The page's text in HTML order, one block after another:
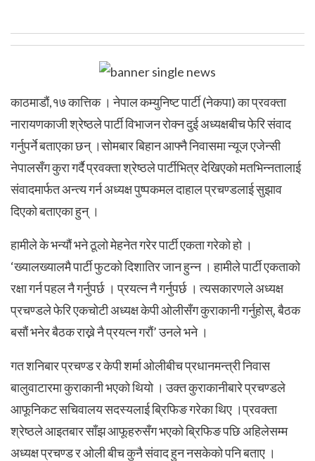
काठमाडौं,१७ कात्तिक । नेपाल कम्युनिष्ट पार्टी (नेकपा) का प्रवक्ता
नारायणकाजी श्रेष्ठले पार्टी विभाजन रोक्न दुई अध्यक्षबीच फेरि संवाद
गर्नुपर्ने बताएका छन् ।सोमबार बिहान आफ्नै निवासमा न्यूज एजेन्सी
नेपालसँग कुरा गर्दै प्रवक्ता श्रेष्ठले पार्टीभित्र देखिएको मतभिन्नतालाई
संवादमार्फत अन्त्य गर्न अध्यक्ष पुष्पकमल दाहाल प्रचण्डलाई सुझाव
दिएको बताएका हुन् ।
हामीले के भन्यौं भने ठूलो मेहनेत गरेर पार्टी एकता गरेको हो ।
‘ख्यालख्यालमै पार्टी फुटको दिशातिर जान हुन्न । हामीले पार्टी एकताको
रक्षा गर्न पहल नै गर्नुपर्छ । प्रयत्न नै गर्नुपर्छ । त्यसकारणले अध्यक्ष
प्रचण्डले फेरि एकचोटी अध्यक्ष केपी ओलीसँग कुराकानी गर्नुहोस्, बैठक
बसौं भनेर बैठक राख्ने नै प्रयत्न गरौं’ उनले भने ।
गत शनिबार प्रचण्ड र केपी शर्मा ओलीबीच प्रधानमन्त्री निवास
बालुवाटारमा कुराकानी भएको थियो । उक्त कुराकानीबारे प्रचण्डले
आफूनिकट सचिवालय सदस्यलाई ब्रिफिङ गरेका थिए ।प्रवक्ता
श्रेष्ठले आइतबार साँझ आफूहरुसँग भएको ब्रिफिङ पछि अहिलेसम्म
अध्यक्ष प्रचण्ड र ओली बीच कुनै संवाद हुन नसकेको पनि बताए ।